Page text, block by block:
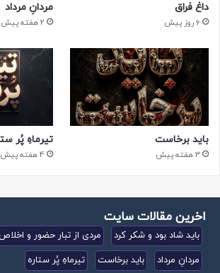
داغ فراق
6 روز پیش
مردانِ مرداد
2 هفته پیش
باید برخاست
3 هفته پیش
تیرماهِ پُر
4 هفته پیش
اخرین مقالات سایت
باید شاد بود و شکر کرد مردی از تبار حضور و
مردانِ مرداد
باید برخاست
تیرماهِ پُر ستاره